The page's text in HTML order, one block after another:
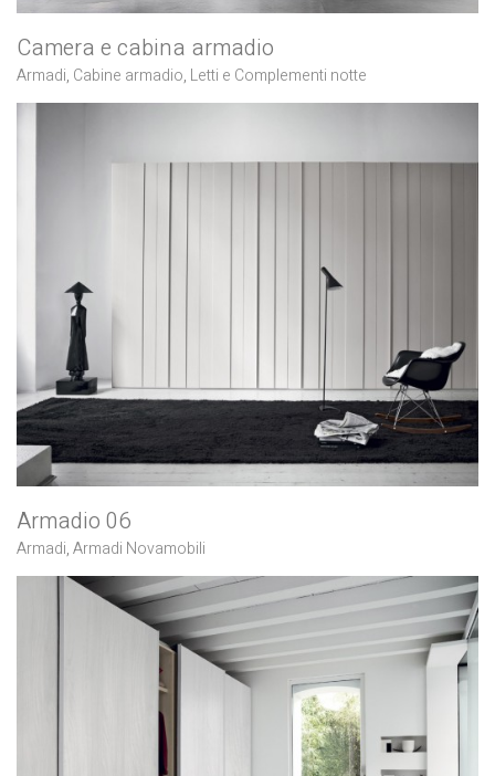
Camera e cabina armadio
Armadi, Cabine armadio, Letti e Complementi notte
Armadio 06
Armadi,Armadi Novamobili